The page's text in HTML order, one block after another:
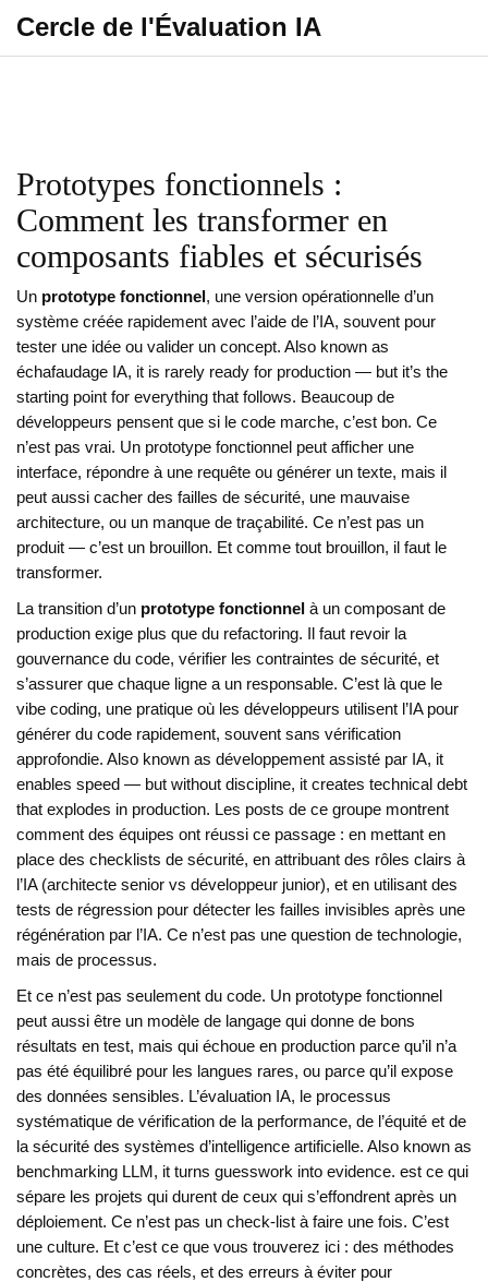
Cercle de l'Évaluation IA
Prototypes fonctionnels :
Comment les transformer en
composants fiables et sécurisés
Un prototype fonctionnel , une version opérationnelle d’un
système créée rapidement avec l’aide de l’IA, souvent pour
tester une idée ou valider un concept. Also known as
échafaudage IA, it is rarely ready for production — but it’s the
starting point for everything that follows. Beaucoup de
développeurs pensent que si le code marche, c’est bon. Ce
n’est pas vrai. Un prototype fonctionnel peut afficher une
interface, répondre à une requête ou générer un texte, mais il
peut aussi cacher des failles de sécurité, une mauvaise
architecture, ou un manque de traçabilité. Ce n’est pas un
produit — c’est un brouillon. Et comme tout brouillon, il faut le
transformer.
La transition d’un prototype fonctionnel à un composant de
production exige plus que du refactoring. Il faut revoir la
gouvernance du code, vérifier les contraintes de sécurité, et
s’assurer que chaque ligne a un responsable. C’est là que le
vibe coding, une pratique où les développeurs utilisent l’IA pour
générer du code rapidement, souvent sans vérification
approfondie. Also known as développement assisté par IA, it
enables speed — but without discipline, it creates technical debt
that explodes in production. Les posts de ce groupe montrent
comment des équipes ont réussi ce passage : en mettant en
place des checklists de sécurité, en attribuant des rôles clairs à
l’IA (architecte senior vs développeur junior), et en utilisant des
tests de régression pour détecter les failles invisibles après une
régénération par l’IA. Ce n’est pas une question de technologie,
mais de processus.
Et ce n’est pas seulement du code. Un prototype fonctionnel
peut aussi être un modèle de langage qui donne de bons
résultats en test, mais qui échoue en production parce qu’il n’a
pas été équilibré pour les langues rares, ou parce qu’il expose
des données sensibles. L’évaluation IA, le processus
systématique de vérification de la performance, de l’équité et de
la sécurité des systèmes d’intelligence artificielle. Also known as
benchmarking LLM , it turns guesswork into evidence. est ce qui
sépare les projets qui durent de ceux qui s’effondrent après un
déploiement. Ce n’est pas un check-list à faire une fois. C’est
une culture. Et c’est ce que vous trouverez ici : des méthodes
concrètes, des cas réels, et des erreurs à éviter pour